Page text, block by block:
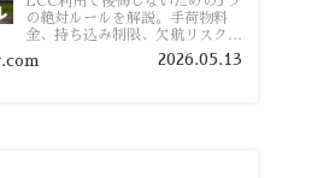
の絶対ルールを解説。手荷物料
金、持ち込み制限、欠航リスク、
時間厳守など、格安航空会社を利
用する前に知っておきたい注意点
2026.05.13